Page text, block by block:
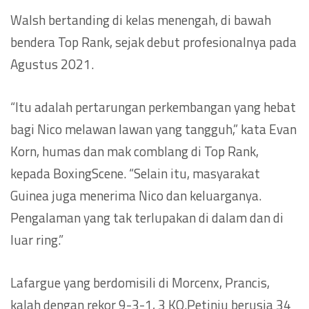
Walsh bertanding di kelas menengah, di bawah
bendera Top Rank, sejak debut profesionalnya pada
Agustus 2021.
“Itu adalah pertarungan perkembangan yang hebat
bagi Nico melawan lawan yang tangguh,” kata Evan
Korn, humas dan mak comblang di Top Rank,
kepada BoxingScene. “Selain itu, masyarakat
Guinea juga menerima Nico dan keluarganya.
Pengalaman yang tak terlupakan di dalam dan di
luar ring.”
Lafargue yang berdomisili di Morcenx, Prancis,
kalah dengan rekor 9-3-1, 3 KO.Petinju berusia 34